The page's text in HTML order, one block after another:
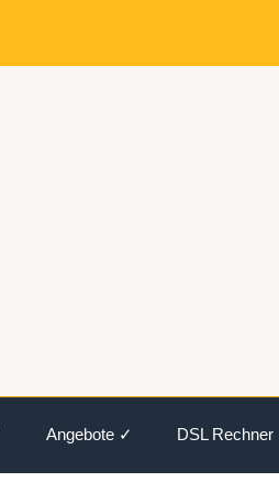
Angebote ✓ DSL Rechner